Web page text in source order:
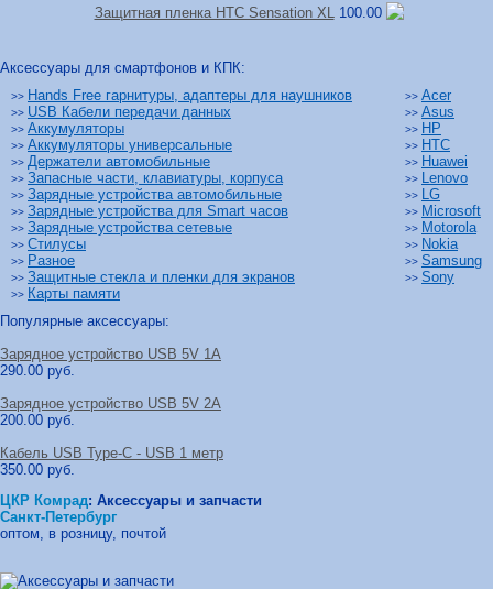
Защитная пленка HTC Sensation XL
100.00
Аксессуары для смартфонов и КПК:
>> Hands Free гарнитуры, адаптеры для наушников
>> USB Кабели передачи данных
>> Аккумуляторы
>> Аккумуляторы универсальные
>> Держатели автомобильные
>> Запасные части, клавиатуры, корпуса
>> Зарядные устройства автомобильные
>> Зарядные устройства для Smart часов
>> Зарядные устройства сетевые
>> Стилусы
>> Разное
>> Защитные стекла и пленки для экранов
>> Карты памяти
>> Acer
>> Asus
>> HP
>> HTC
>> Huawei
>> Lenovo
>> LG
>> Microsoft
>> Motorola
>> Nokia
>> Samsung
>> Sony
Популярные аксессуары:
Зарядное устройство USB 5V 1A
290.00 руб.
Зарядное устройство USB 5V 2A
200.00 руб.
Кабель USB Type-C - USB 1 метр
350.00 руб.
ЦКР Комрад: Аксессуары и запчасти
Санкт-Петербург
оптом, в розницу, почтой